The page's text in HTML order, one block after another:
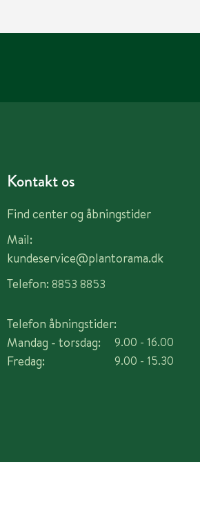
Kontakt os
Find center og åbningstider
Mail:
kundeservice@plantorama.dk
Telefon: 8853 8853
Telefon åbningstider:
Mandag - torsdag:
Fredag:
9.00 - 16.00
9.00 - 15.30